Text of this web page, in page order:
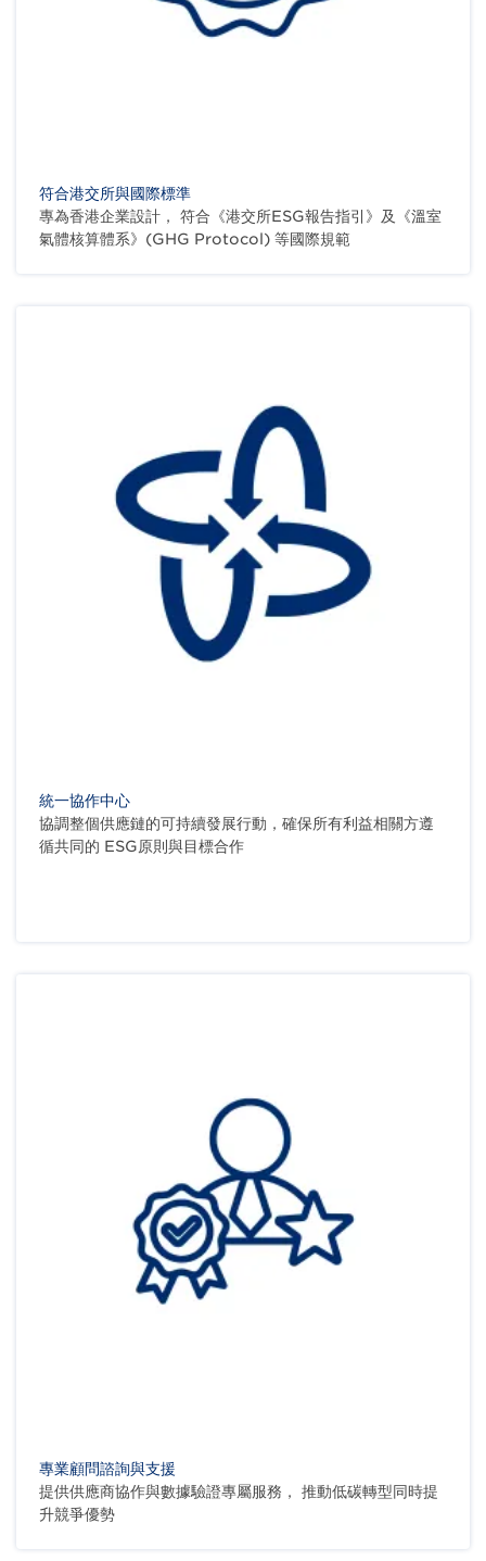
符合港交所與國際標準
專為香港企業設計， 符合《港交所ESG報告指引》及《溫室
氣體核算體系》(GHG Protocol) 等國際規範
統一協作中心
協調整個供應鏈的可持續發展行動，確保所有利益相關方遵
循共同的 ESG原則與目標合作
專業顧問諮詢與支援
提供供應商協作與數據驗證專屬服務， 推動低碳轉型同時提
升競爭優勢